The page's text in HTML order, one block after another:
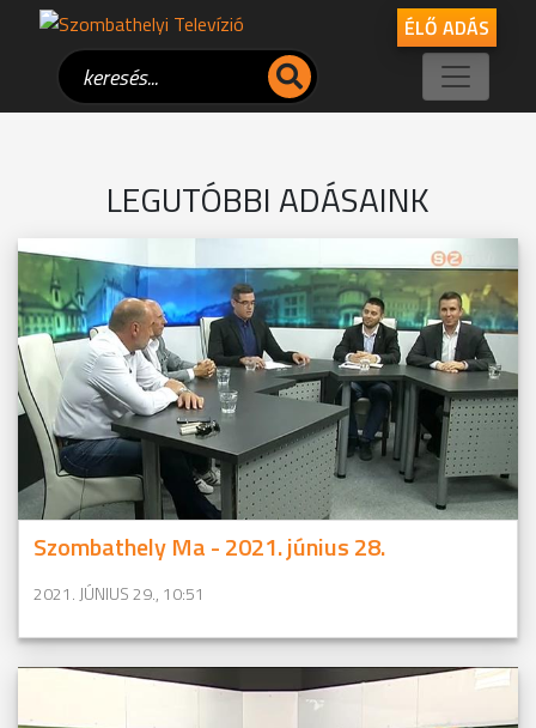
ÉLŐ ADÁS
LEGUTÓBBI ADÁSAINK
Szombathely Ma - 2021. június 28.
2021. JÚNIUS 29., 10:51